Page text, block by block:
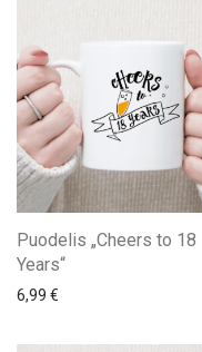
Puodelis „Cheers to 18
Years“
6,99 €